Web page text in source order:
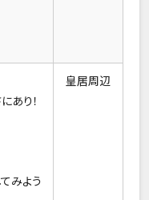
あり！
みよう
皇居周辺